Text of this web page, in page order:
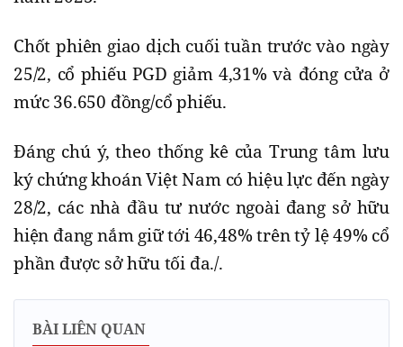
Chốt phiên giao dịch cuối tuần trước vào ngày
25/2, cổ phiếu PGD giảm 4,31% và đóng cửa ở
mức 36.650 đồng/cổ phiếu.
Đáng chú ý, theo thống kê của Trung tâm lưu
ký chứng khoán Việt Nam có hiệu lực đến ngày
28/2, các nhà đầu tư nước ngoài đang sở hữu
hiện đang nắm giữ tới 46,48% trên tỷ lệ 49% cổ
phần được sở hữu tối đa./.
BÀI LIÊN QUAN